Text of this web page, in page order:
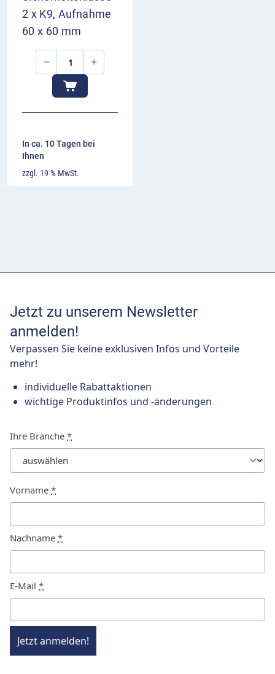
2 x K9, Aufnahme
60 x 60 mm
In ca. 10 Tagen bei
Ihnen
zzgl. 19 % MwSt.
Jetzt zu unserem Newsletter
anmelden!
Verpassen Sie keine exklusiven Infos und Vorteile
mehr!
individuelle Rabattaktionen
wichtige Produktinfos und -änderungen
Ihre Branche *
Vorname *
Nachname *
E-Mail *
Jetzt anmelden!